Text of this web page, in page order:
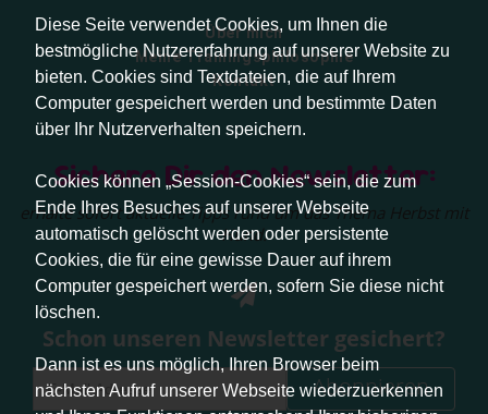
Diese Seite verwendet Cookies, um Ihnen die
bestmögliche Nutzererfahrung auf unserer Website zu
bieten. Cookies sind Textdateien, die auf Ihrem
Computer gespeichert werden und bestimmte Daten
über Ihr Nutzerverhalten speichern.
Cookies können „Session-Cookies“ sein, die zum
Ende Ihres Besuches auf unserer Webseite
automatisch gelöscht werden oder persistente
Cookies, die für eine gewisse Dauer auf ihrem
Computer gespeichert werden, sofern Sie diese nicht
löschen.
Dann ist es uns möglich, Ihren Browser beim
nächsten Aufruf unserer Webseite wiederzuerkennen
Über mich
Meine Trainingsphilosophie
Kontakt
Sichere Dir den Newsletter:
erhalte sofort aktuelle Tipps rund um das Thema Herbst mit
Hund.
Schon unseren Newsletter gesichert?
Abonnieren